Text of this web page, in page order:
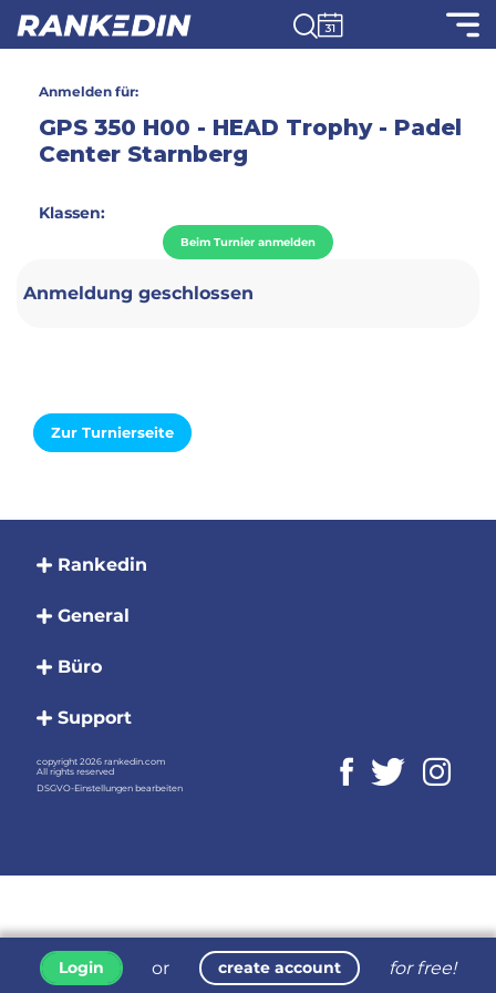
Anmelden für:
GPS 350 H00 - HEAD Trophy - Padel
Center Starnberg
Klassen:
Beim Turnier anmelden
Anmeldung geschlossen
Zur Turnierseite
Login or create account for free!
Rankedin
General
Büro
Support
copyright 2026 rankedin.com
All rights reserved
DSGVO-Einstellungen bearbeiten